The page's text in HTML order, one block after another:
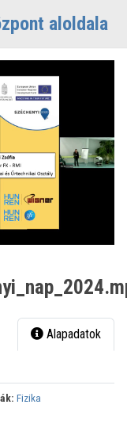
aloldala
Alapadatok
Fizika